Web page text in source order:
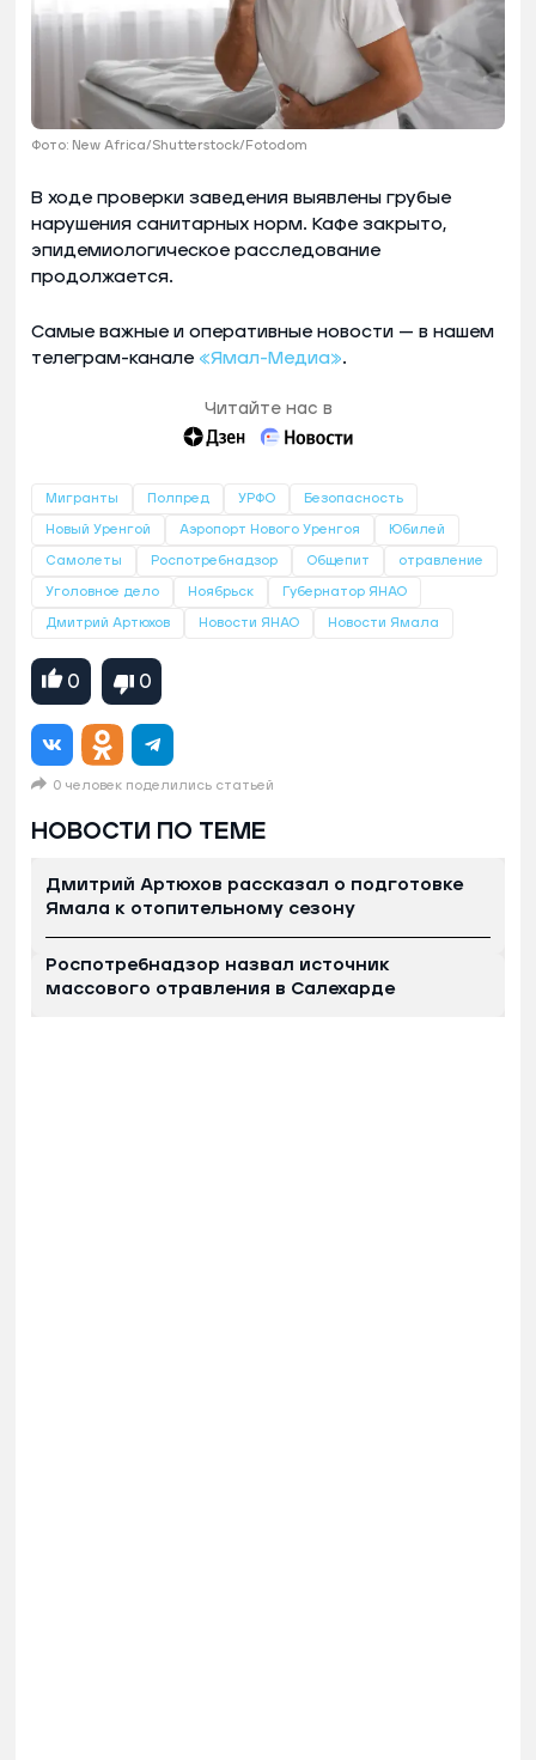
Фото: New Africa/Shutterstock/Fotodom
В ходе проверки заведения выявлены грубые
нарушения санитарных норм. Кафе закрыто,
эпидемиологическое расследование
продолжается.
Самые важные и оперативные новости — в нашем
телеграм-канале «Ямал-Медиа».
Читайте нас в
Мигранты Полпред УРФО Безопасность
Новый Уренгой Аэропорт Нового Уренгоя Юбилей
Самолеты Роспотребнадзор Общепит отравление
Уголовное дело Ноябрьск Губернатор ЯНАО
Дмитрий Артюхов Новости ЯНАО Новости Ямала
0 0
0 человек поделились статьей
НОВОСТИ ПО ТЕМЕ
Дмитрий Артюхов рассказал о подготовке
Ямала к отопительному сезону
Роспотребнадзор назвал источник
массового отравления в Салехарде